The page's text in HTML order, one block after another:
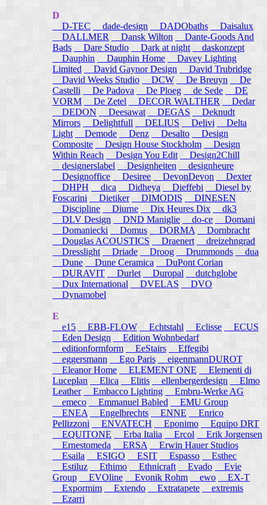
D
D-TEC
dade-design DADObaths
Daisalux
DALLMER
Dansk Wilton
Dante-Goods And
Bads
Dare Studio Dark at night
daskonzept
Dauphin
Dauphin Home
Davey Lighting
Limited
David Gaynor Design
David Trubridge
David Weeks Studio
DCW De Breuyn
De
Castelli
De Padova De Ploeg de Sede
DE
VORM
De Zetel DECOR WALTHER
Dedar
DEDON
Deesawat DEGAS
Deknudt
Mirrors
Delightfull DELIUS Delivi
Delta
Light
Demode Denz Desalto
Design
Composite
Design House Stockholm
Design
Within Reach
Design You Edit
Design2Chill
designerslabel
Designheiten
designheure
Designoffice
Desiree DevonDevon
Dexter
DHPH
dica Didheya Dieffebi
Diesel by
Foscarini
Dietiker DIMODIS
DINESEN
Discipline
Diurne Dix Heures Dix
dk3
DLV Design
DND Maniglie do-ce
Domani
Domaniecki
Domus DORMA
Dornbracht
Douglas ACOUSTICS
Draenert
dreizehngrad
Dresslight Driade Droog Drummonds
dua
Dune
Dune Ceramica
DuPont Corian
DURAVIT
Durlet Duropal
dutchglobe
Dux International
DVELAS
DVO
Dynamobel
E
e15 EBB-FLOW Echtstahl Eclisse
ECUS
Eden Design
Edition Wohnbedarf
editionformform
EeStairs
Effegibi
eggersmann
Ego Paris
eigenmannDUROT
Eleanor Home
ELEMENT ONE
Elementi di
Luceplan
Elica Elitis ellenbergerdesign
Elmo
Leather
Embacco Lighting
Embru-Werke AG
emeco
Emmanuel Babled
EMU Group
ENEA
Engelbrechts ENNE
Enrico
Pellizzoni ENVATECH Eponimo
Equipo DRT
EQUITONE
Erba Italia Ercol
Erik Jorgensen
Ernestomeda
ERSA
Erwin Hauer Studios
Esaila
ESIGO ESIT Espasso
Esthec
Estiluz
Ethimo Ethnicraft Evado
Evie
Group
EVOline Evonik Rohm ewo
EX-T
Expormim
Extendo Extratapete
extremis
Ezarri